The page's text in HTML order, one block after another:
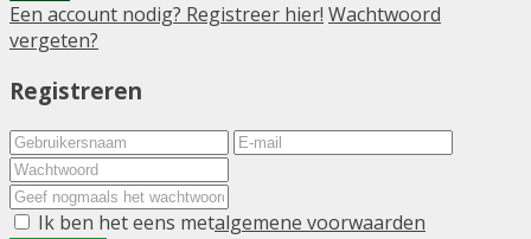
Een account nodig? Registreer hier! Wachtwoord
vergeten?
Registreren
Ik ben het eens metalgemene voorwaarden